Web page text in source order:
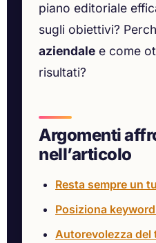
piano editoriale
sugli obiettivi?
aziendale e come
risultati?
Argomenti
nell’articolo
Resta sempre un
Posiziona
Autorevolezza del